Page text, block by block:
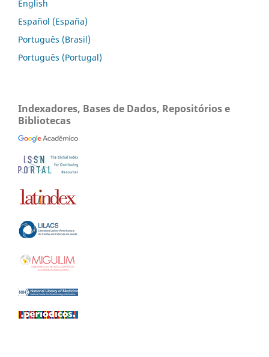
English
Español (España)
Português (Brasil)
Português (Portugal)
Indexadores, Bases de Dados, Repositórios e
Bibliotecas